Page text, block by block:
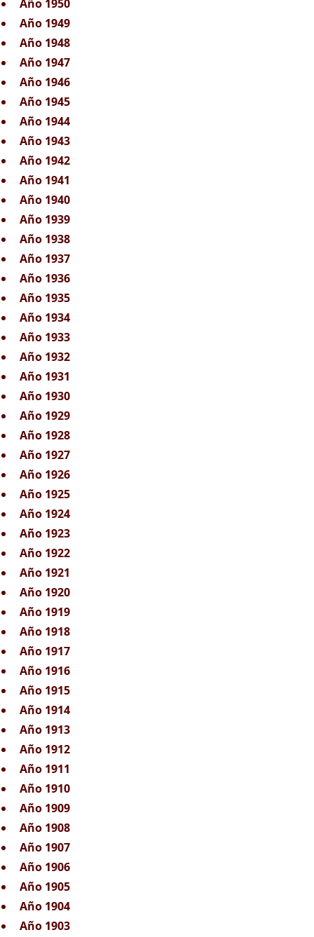
Año 1950
Año 1949
Año 1948
Año 1947
Año 1946
Año 1945
Año 1944
Año 1943
Año 1942
Año 1941
Año 1940
Año 1939
Año 1938
Año 1937
Año 1936
Año 1935
Año 1934
Año 1933
Año 1932
Año 1931
Año 1930
Año 1929
Año 1928
Año 1927
Año 1926
Año 1925
Año 1924
Año 1923
Año 1922
Año 1921
Año 1920
Año 1919
Año 1918
Año 1917
Año 1916
Año 1915
Año 1914
Año 1913
Año 1912
Año 1911
Año 1910
Año 1909
Año 1908
Año 1907
Año 1906
Año 1905
Año 1904
Año 1903